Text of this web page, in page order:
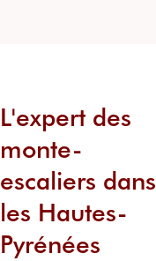
L'expert des
monte-
escaliers dans
les Hautes-
Pyrénées